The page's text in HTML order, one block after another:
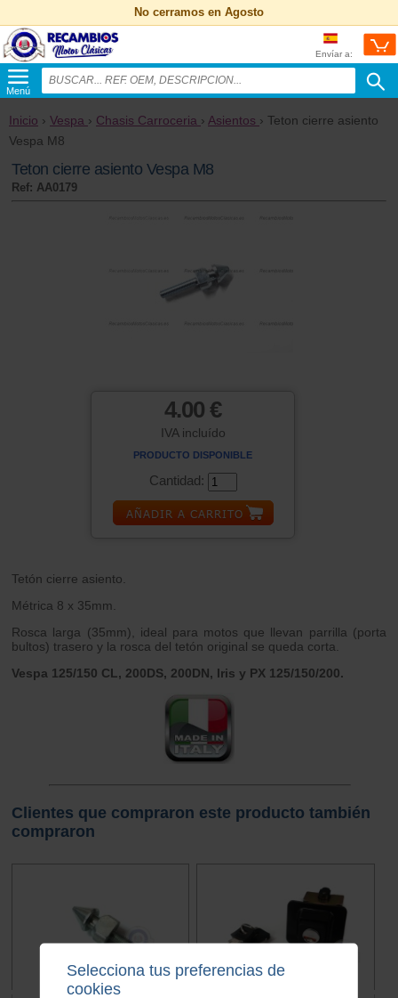
No cerramos en Agosto
Envíar a:
Menú
Inicio › Vespa › Chasis Carroceria › Asientos › Teton cierre asiento
Vespa M8
Teton cierre asiento Vespa M8
Ref: AA0179
4.00 €
IVA incluído
PRODUCTO DISPONIBLE
Cantidad:
Tetón cierre asiento.
Métrica 8 x 35mm.
Rosca larga (35mm), ideal para motos que llevan parrilla (porta
bultos) trasero y la rosca del tetón original se queda corta.
Vespa 125/150 CL, 200DS, 200DN, Iris y PX 125/150/200.
Clientes que compraron este producto también
compraron
Selecciona tus preferencias de
cookies